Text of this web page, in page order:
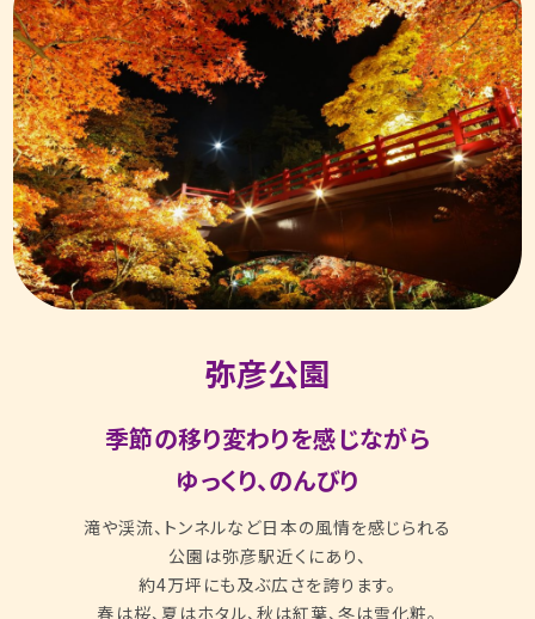
弥彦公園
季節の移り変わりを感じながら
ゆっくり、のんびり
滝や渓流、トンネルなど日本の風情を感じられる
公園は弥彦駅近くにあり、
約4万坪にも及ぶ広さを誇ります。
春は桜、夏はホタル、秋は紅葉、冬は雪化粧。